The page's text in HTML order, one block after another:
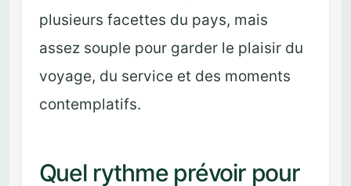
plusieurs facettes du pays, mais
assez souple pour garder le plaisir du
voyage, du service et des moments
contemplatifs.
Quel rythme prévoir pour